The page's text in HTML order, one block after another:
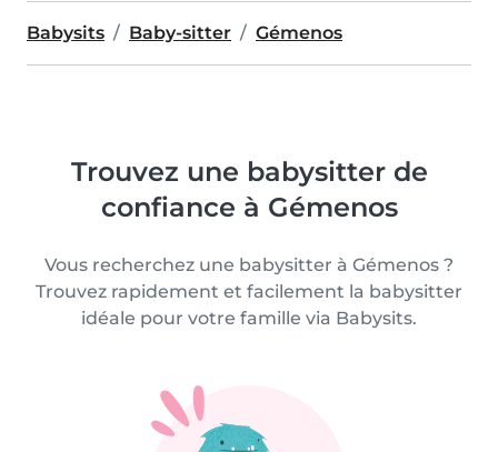
Babysits Baby-sitter Gémenos
Trouvez une babysitter de
confiance à Gémenos
Vous recherchez une babysitter à Gémenos ?
Trouvez rapidement et facilement la babysitter
idéale pour votre famille via Babysits.